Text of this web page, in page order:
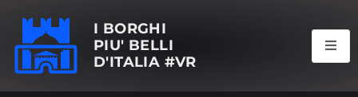
I BORGHI
PIU' BELLI
D'ITALIA #VR